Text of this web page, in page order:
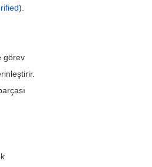
).
görev